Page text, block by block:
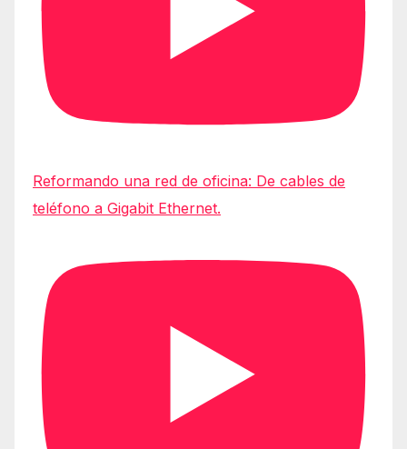
Reformando una red de oficina: De cables de
teléfono a Gigabit Ethernet.